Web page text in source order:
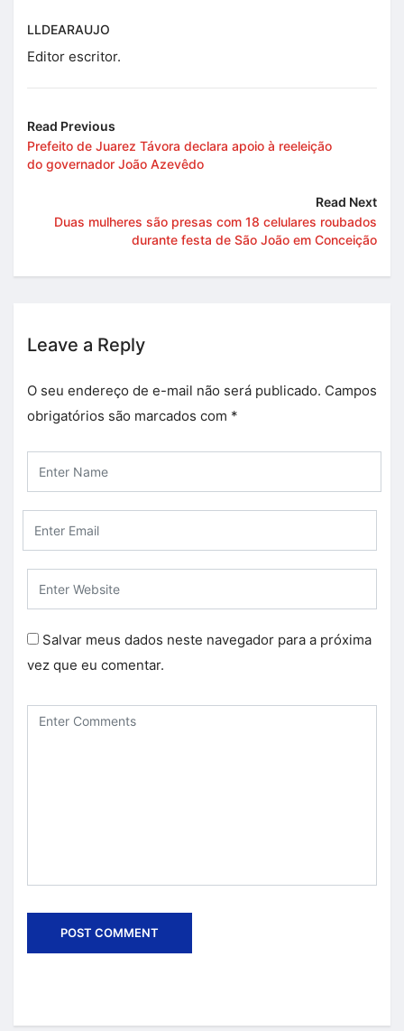
LLDEARAUJO
Editor escritor.
Read Previous
Prefeito de Juarez Távora declara apoio à reeleição
do governador João Azevêdo
Read Next
Duas mulheres são presas com 18 celulares roubados
durante festa de São João em Conceição
Leave a Reply
O seu endereço de e-mail não será publicado. Campos
obrigatórios são marcados com *
Salvar meus dados neste navegador para a próxima
vez que eu comentar.